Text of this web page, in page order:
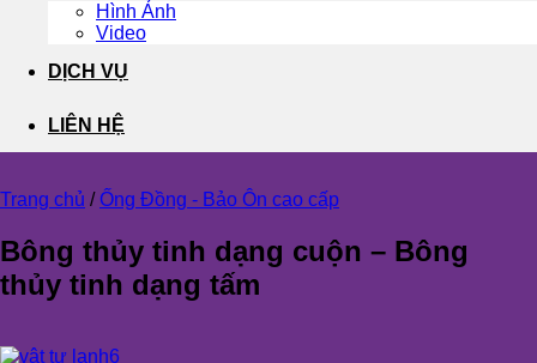
Hình Ảnh
Video
DỊCH VỤ
LIÊN HỆ
Trang chủ / Ống Đồng - Bảo Ôn cao cấp
Bông thủy tinh dạng cuộn – Bông
thủy tinh dạng tấm